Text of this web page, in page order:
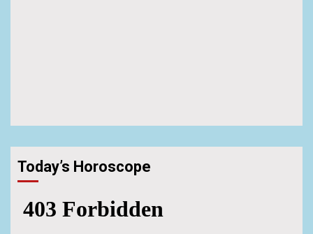
Today’s Horoscope